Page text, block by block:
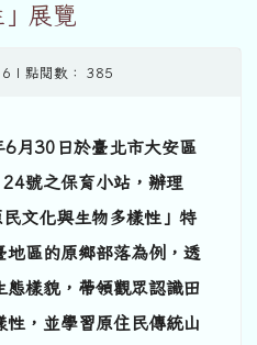
展覽
| 點閱數： 385
月30日於臺北市大安區
號之保育小站，辦理
文化與生物多樣性」特
地區的原鄉部落為例，透
樣貌，帶領觀眾認識田
性，並學習原住民傳統山